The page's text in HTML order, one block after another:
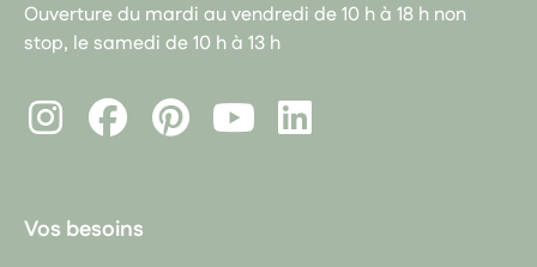
Ouverture du mardi au vendredi de 10 h à 18 h non
stop, le samedi de 10 h à 13 h
InstagramFacebookPinterest
LinkedIn
Vos besoins